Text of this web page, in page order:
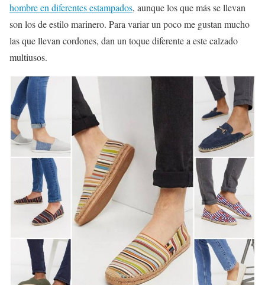
hombre en diferentes estampados, aunque los que más se llevan
son los de estilo marinero. Para variar un poco me gustan mucho
las que llevan cordones, dan un toque diferente a este calzado
multiusos.